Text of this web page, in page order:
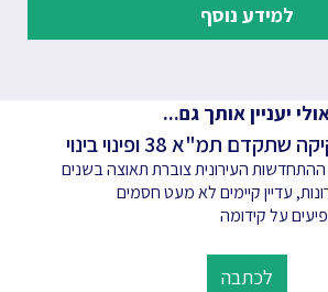
למידע נוסף
יעניין אותך גם...
שתקדם תמ"א 38 ופינוי בינוי
העירונית צוברת תאוצה בשנים
עדיין קיימים לא מעט חסמים
על קידומה
לכתבה